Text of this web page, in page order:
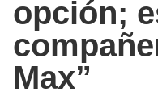
opción;
Max”